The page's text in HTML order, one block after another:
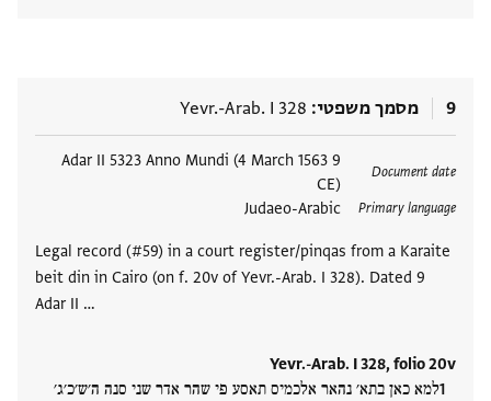
9 מסמך משפטי Yevr.-Arab. I 328
Document date
9 Adar II 5323 Anno Mundi (4 March 1563
CE)
Primary language
Judaeo-Arabic
Legal record (#59) in a court register/pinqas from a Karaite
beit din in Cairo (on f. 20v of Yevr.-Arab. I 328). Dated 9
Adar II …
Yevr.-Arab. I 328, folio 20v
למא כאן בתא׳ נהאר אלכמיס תאסע פי שהר אדר שני סנה ה׳ש׳כ׳ג׳